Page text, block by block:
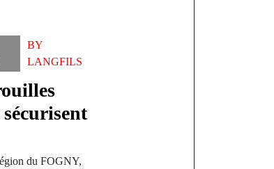
BY
LANGFILS
du FOGNY,